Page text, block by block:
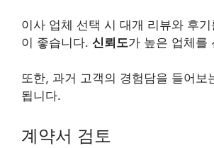
이사 업체 선택 시 대개 리뷰와 후
이 좋습니다. 신뢰도가 높은 업체를
또한, 과거 고객의 경험담을 들어보
됩니다.
계약서 검토